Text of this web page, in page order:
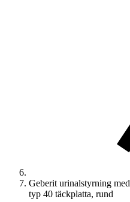
Geberit urinalstyrning
typ 40 täckplatta, rund